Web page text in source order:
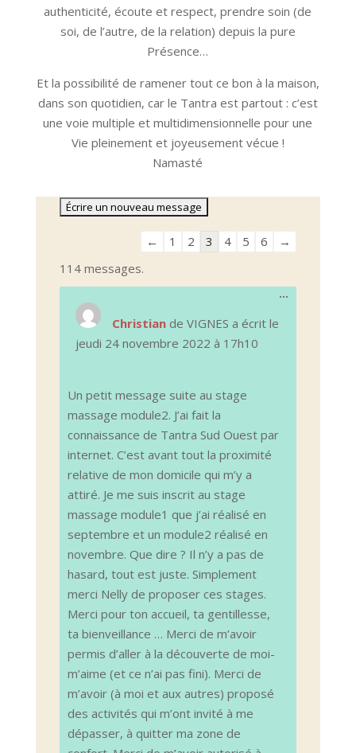
authenticité, écoute et respect, prendre soin (de
soi, de l’autre, de la relation) depuis la pure
Présence…
Et la possibilité de ramener tout ce bon à la maison,
dans son quotidien, car le Tantra est partout : c’est
une voie multiple et multidimensionnelle pour une
Vie pleinement et joyeusement vécue !
Namasté
Navigation
du
livre
← 1 2 3 4 5 6
→
114 messages.
Christian de VIGNES a écrit le
jeudi 24 novembre 2022 à 17h10
Un petit message suite au stage
massage module2. J’ai fait la
connaissance de Tantra Sud Ouest par
internet. C’est avant tout la proximité
relative de mon domicile qui m’y a
attiré. Je me suis inscrit au stage
massage module1 que j’ai réalisé en
septembre et un module2 réalisé en
novembre. Que dire ? Il n’y a pas de
hasard, tout est juste. Simplement
merci Nelly de proposer ces stages.
Merci pour ton accueil, ta gentillesse,
ta bienveillance … Merci de m’avoir
permis d’aller à la découverte de moi-
m’aime (et ce n’ai pas fini). Merci de
m’avoir (à moi et aux autres) proposé
des activités qui m’ont invité à me
dépasser, à quitter ma zone de
...